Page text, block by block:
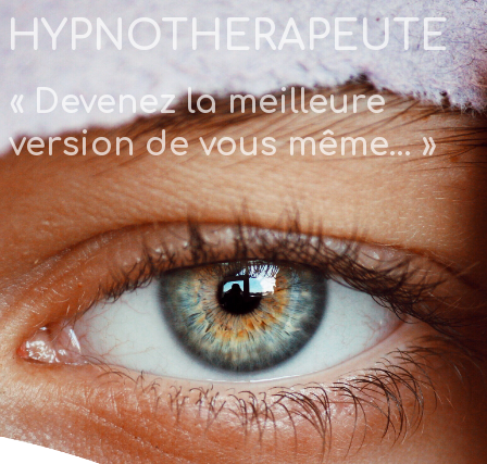
HYPNOTHERAPEUTE
« Devenez la meilleure
version de vous même… »